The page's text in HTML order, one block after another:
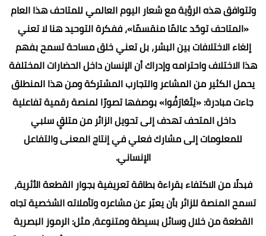
وتتوافق هذه الرؤية مع شعار اليوم العالمي للمتاحف هذا العام
«المتاحف توحّد عالمًا منقسمًا»، ففكرة التوحيد هنا لا تعني
إلغاء الاختلافات بين البشر، بل تعني خلق مساحة تسمح بفهم
هذا الاختلاف واحترامه وإدراك أن الإنسان داخل الحضارات المختلفة
يحمل الكثير من المشاعر والتجارب المشتركة ومن هذا المنطلق
جاءت مبادرة: «لِتَعَارَفُوا» بوصفها تصورًا لمنصة رقمية تفاعلية
داخل المتحف تهدف إلى تحويل الزائر من متلقٍ سلبي
للمعلومات إلى مشارك فعلي في إنتاج المعنى والتفاعل
الإنساني.
فبدلًا من الاكتفاء بقراءة بطاقة تعريفية بجوار القطعة الأثرية،
تسمح المنصة للزائر بأن يعبّر عن مشاعره وتأملاته الشخصية تجاه
القطعة من خلال وسائل بسيطة ومتنوعة، مثل: الرموز البصرية